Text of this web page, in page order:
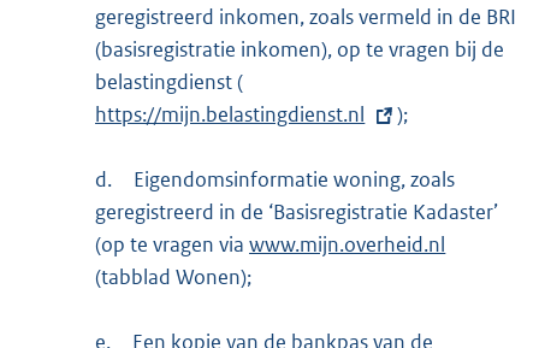
geregistreerd inkomen, zoals vermeld in de BRI
(basisregistratie inkomen), op te vragen bij de
belastingdienst (
x
e
r
n
e
i
https://mijn.belastingdienst.nl );
d.
Eigendomsinformatie woning, zoals
geregistreerd in de ‘Basisregistratie Kadaster’
(op te vragen viawww.mijn.overheid.nl
(tabblad Wonen);
e. Een kopie van de bankpas van de